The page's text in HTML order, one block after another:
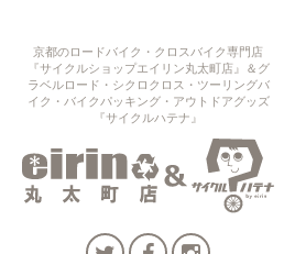
京都のロードバイク・クロスバイク専門店
『サイクルショップエイリン丸太町店』＆グ
ラベルロード・シクロクロス・ツーリングバ
イク・バイクパッキング・アウトドアグッズ
『サイクルハテナ』